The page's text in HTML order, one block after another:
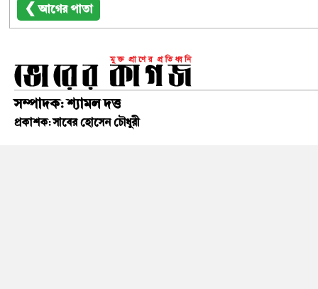
❮ আগের পাতা
সম্পাদক: শ্যামল দত্ত
প্রকাশক: সাবের হোসেন চৌধুরী